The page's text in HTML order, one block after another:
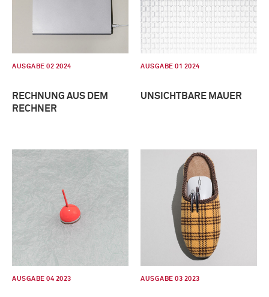
AUSGABE 02 2024
RECHNUNG AUS DEM
RECHNER
AUSGABE 01 2024
UNSICHTBARE MAUER
AUSGABE 04 2023 AUSGABE 03 2023